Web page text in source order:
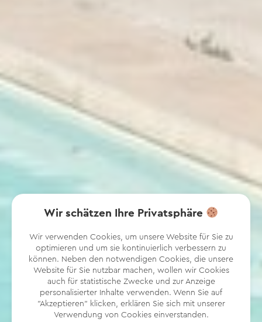
Wir schätzen Ihre Privatsphäre
Wir verwenden Cookies, um unsere Website für Sie zu
optimieren und um sie kontinuierlich verbessern zu
können. Neben den notwendigen Cookies, die unsere
Website für Sie nutzbar machen, wollen wir Cookies
auch für statistische Zwecke und zur Anzeige
personalisierter Inhalte verwenden. Wenn Sie auf
"Akzeptieren" klicken, erklären Sie sich mit unserer
Verwendung von Cookies einverstanden.